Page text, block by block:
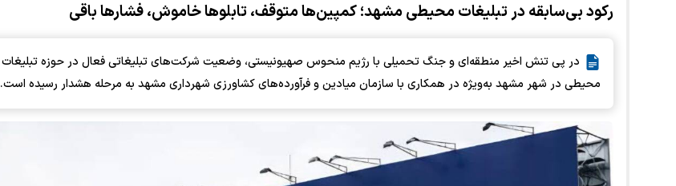
رکود بی‌سابقه در تبلیغات محیطی مشهد؛ کمپین‌ها متوقف، تابلوها خاموش، فشارها باقی
در پی تنش اخیر منطقه‌ای و جنگ تحمیلی با رژیم منحوس صهیونیستی، وضعیت شرکت‌های تبلیغاتی فعال در حوزه تبلیغات
محیطی در شهر مشهد به‌ویژه در همکاری با سازمان میادین و فرآورده‌های کشاورزی شهرداری مشهد به مرحله هشدار رسیده است.